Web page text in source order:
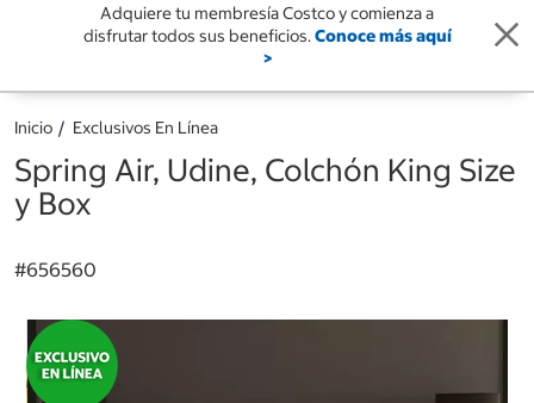
Adquiere tu membresía Costco y comienza a
disfrutar todos sus beneficios.Conoce más aquí
>
Inicio Exclusivos En Línea
Spring Air, Udine, Colchón King Size
y Box
#656560